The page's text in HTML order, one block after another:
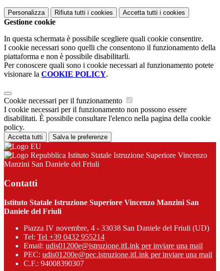
Personalizza Rifiuta tutti i cookies Accetta tutti i cookies
Gestione cookie
In questa schermata è possibile scegliere quali cookie consentire.
I cookie necessari sono quelli che consentono il funzionamento della
piattaforma e non è possibile disabilitarli.
Per conoscere quali sono i cookie necessari al funzionamento potete
visionare la COOKIE POLICY.
Cookie necessari per il funzionamento
I cookie necessari per il funzionamento non possono essere
disabilitati. È possibile consultare l'elenco nella pagina della cookie
policy.
Accetta tutti Salva le preferenze
Istituto Statale Istruzione Superiore Vincenzo
Manzini San Daniele del Friuli
Contatti
Istituto Statale Istruzione Superiore Vincenzo Manzini San
Daniele del Friuli
Piazza IV novembre, 4 - 33038 San Daniele del Friuli (UD)
Tel: Tel +39 0432 955214
Email: udis01200e@istruzione.itLink per inviare una mail
PEC: udis01200e@pec.istruzione.itLink per inviare una mail
C.F.: 94008390307